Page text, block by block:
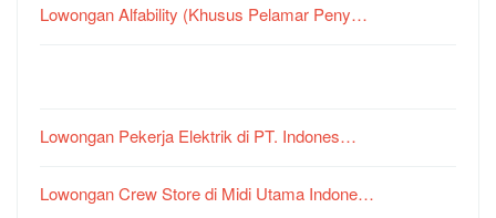
Lowongan Alfability (Khusus Pelamar Peny…
Lowongan Pekerja Elektrik di PT. Indones…
Lowongan Crew Store di Midi Utama Indone…